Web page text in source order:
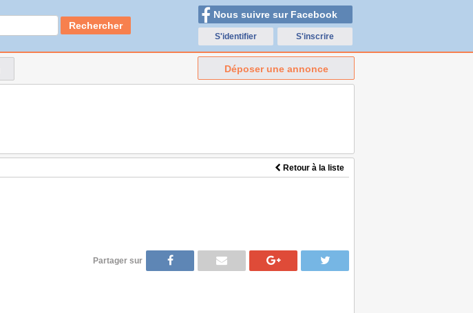
Rechercher
Nous suivre sur Facebook
S'identifier S'inscrire
Déposer une annonce
Retour à la liste
Partager sur